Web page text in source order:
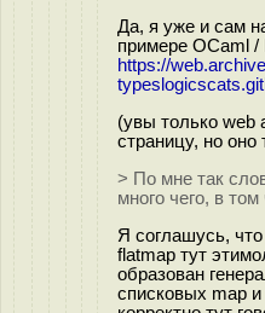
Да, я уже и сам
примере OCaml /
https://
(увы только web
страницу, но оно
> По мне так
много чего, в
Я соглашусь,
flatmap тут
образован
списковых map